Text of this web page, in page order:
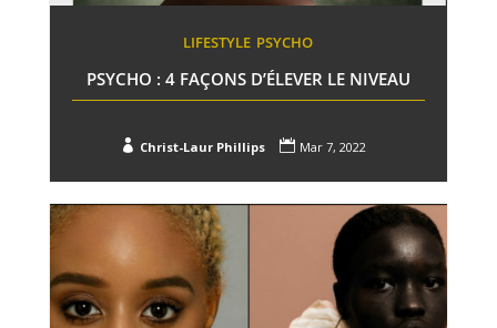
LIFESTYLE PSYCHO
PSYCHO : 4 FAÇONS D’ÉLEVER LE NIVEAU
 Christ-Laur Phillips  Mar 7, 2022